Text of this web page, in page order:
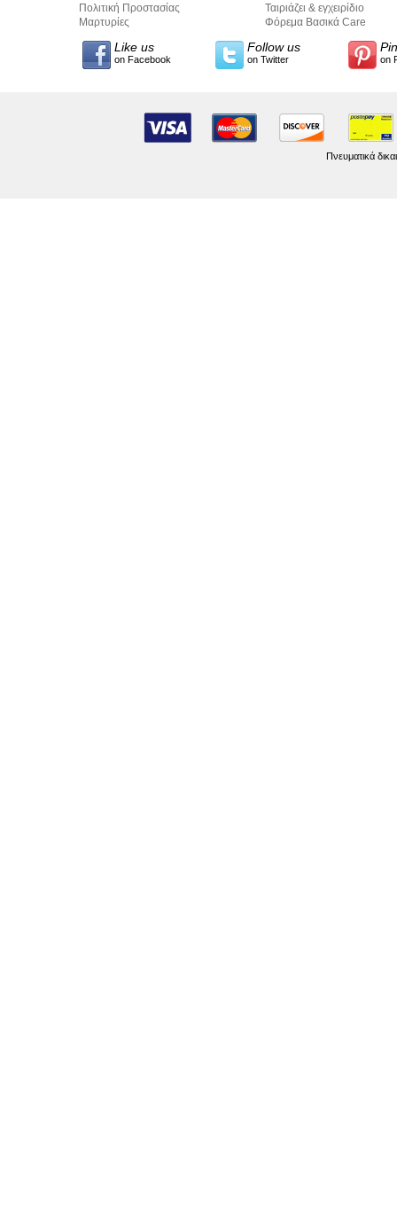
Πολιτική Προστασίας
Προσωπικών Δεδομένων
Μαρτυρίες
Ταιριάζει & εγχειρίδιο
σύνταξης κειμένων
Φόρεμα Βασικά Care
Like us
on Facebook
Follow us
on Twitter on
Πνευματικά